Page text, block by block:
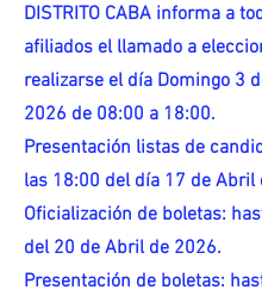
DISTRITO CABA informa a
afiliados el llamado a
realizarse el día Domingo 3
2026 de 08:00 a 18:00.
Presentación listas de
las 18:00 del día 17 de Abril
Oficialización de boletas:
del 20 de Abril de 2026.
Presentación de boletas: